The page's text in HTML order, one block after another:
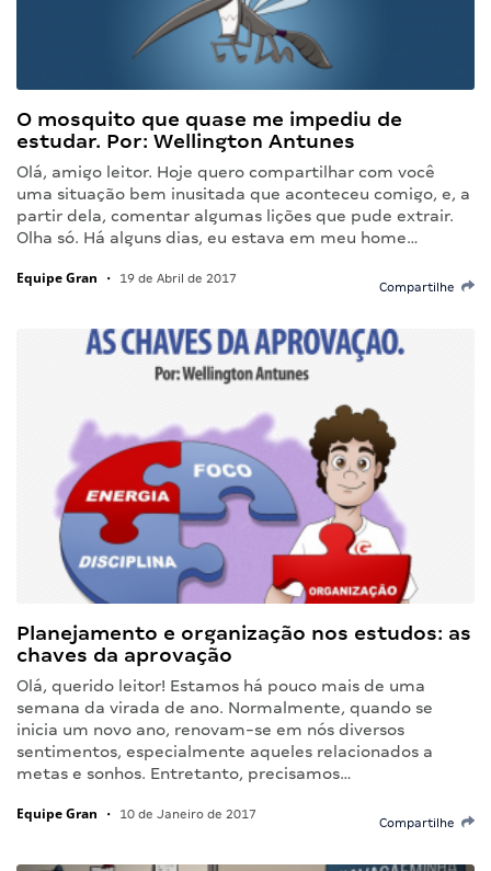
O mosquito que quase me impediu de
estudar. Por: Wellington Antunes
Olá, amigo leitor. Hoje quero compartilhar com você
uma situação bem inusitada que aconteceu comigo, e, a
partir dela, comentar algumas lições que pude extrair.
Olha só. Há alguns dias, eu estava em meu home…
Equipe Gran • 19 de Abril de 2017
Compartilhe
Planejamento e organização nos estudos: as
chaves da aprovação
Olá, querido leitor! Estamos há pouco mais de uma
semana da virada de ano. Normalmente, quando se
inicia um novo ano, renovam-se em nós diversos
sentimentos, especialmente aqueles relacionados a
metas e sonhos. Entretanto, precisamos…
Equipe Gran • 10 de Janeiro de 2017
Compartilhe